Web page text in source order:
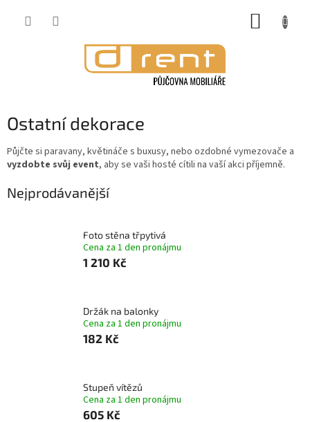
Ostatní dekorace
Půjčte si paravany, květináče s buxusy, nebo ozdobné vymezovače a
vyzdobte svůj event, aby se vaši hosté cítili na vaší akci příjemně.
Nejprodávanější
Foto stěna třpytivá
Cena za 1 den pronájmu
1 210 Kč
Držák na balonky
Cena za 1 den pronájmu
182 Kč
Stupeň vítězů
Cena za 1 den pronájmu
605 Kč